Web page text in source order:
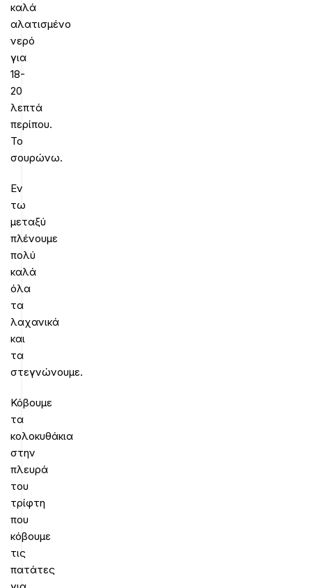
καλά
αλατισμένο
νερό
για
18-
20
λεπτά
περίπου.
Το
σουρώνω.
Εν
τω
μεταξύ
πλένουμε
πολύ
καλά
όλα
τα
λαχανικά
και
τα
στεγνώνουμε.
Κόβουμε
τα
κολοκυθάκια
στην
πλευρά
του
τρίφτη
που
κόβουμε
τις
πατάτες